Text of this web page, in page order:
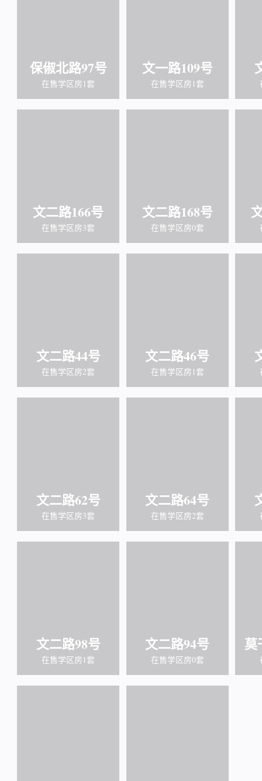
保俶北路97号
在售学区房1套
文一路109号
在售学区房1套
文二路166号
在售学区房3套
文二路168号
在售学区房0套
文二路44号
在售学区房2套
文二路46号
在售学区房1套
文二路62号
在售学区房3套
文二路64号
在售学区房2套
文二路98号
在售学区房1套
文二路94号
在售学区房0套
莫